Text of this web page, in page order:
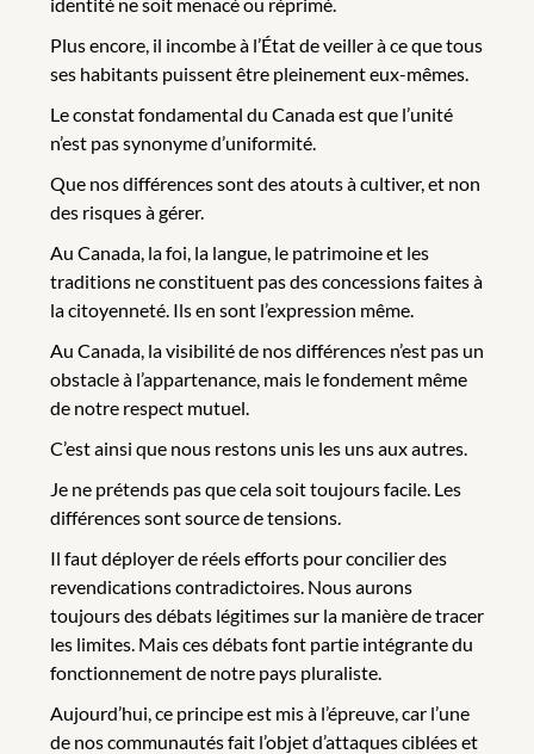
Plus encore, il incombe à l’État de veiller à ce que tous
ses habitants puissent être pleinement eux-mêmes.
Le constat fondamental du Canada est que l’unité
n’est pas synonyme d’uniformité.
Que nos différences sont des atouts à cultiver, et non
des risques à gérer.
Au Canada, la foi, la langue, le patrimoine et les
traditions ne constituent pas des concessions faites à
la citoyenneté. Ils en sont l’expression même.
Au Canada, la visibilité de nos différences n’est pas un
obstacle à l’appartenance, mais le fondement même
de notre respect mutuel.
C’est ainsi que nous restons unis les uns aux autres.
Je ne prétends pas que cela soit toujours facile. Les
différences sont source de tensions.
Il faut déployer de réels efforts pour concilier des
revendications contradictoires. Nous aurons
toujours des débats légitimes sur la manière de tracer
les limites. Mais ces débats font partie intégrante du
fonctionnement de notre pays pluraliste.
Aujourd’hui, ce principe est mis à l’épreuve, car l’une
de nos communautés fait l’objet d’attaques ciblées et